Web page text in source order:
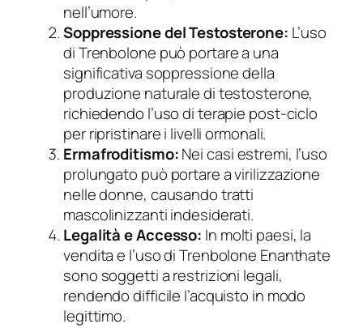
nell’umore.
Soppressione del Testosterone: L’uso
di Trenbolone può portare a una
significativa soppressione della
produzione naturale di testosterone,
richiedendo l’uso di terapie post-ciclo
per ripristinare i livelli ormonali.
Ermafroditismo:Nei casi estremi, l’uso
prolungato può portare a virilizzazione
nelle donne, causando tratti
mascolinizzanti indesiderati.
Legalità e Accesso: In molti paesi, la
vendita e l’uso di Trenbolone Enanthate
sono soggetti a restrizioni legali,
rendendo difficile l’acquisto in modo
legittimo.